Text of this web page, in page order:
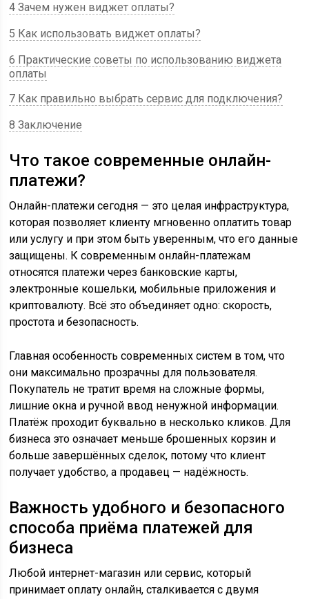
4 Зачем нужен виджет оплаты?
5 Как использовать виджет оплаты?
6 Практические советы по использованию виджета
оплаты
7 Как правильно выбрать сервис для подключения?
8 Заключение
Что такое современные онлайн-
платежи?
Онлайн-платежи сегодня — это целая инфраструктура,
которая позволяет клиенту мгновенно оплатить товар
или услугу и при этом быть уверенным, что его данные
защищены. К современным онлайн-платежам
относятся платежи через банковские карты,
электронные кошельки, мобильные приложения и
криптовалюту. Всё это объединяет одно: скорость,
простота и безопасность.
Главная особенность современных систем в том, что
они максимально прозрачны для пользователя.
Покупатель не тратит время на сложные формы,
лишние окна и ручной ввод ненужной информации.
Платёж проходит буквально в несколько кликов. Для
бизнеса это означает меньше брошенных корзин и
больше завершённых сделок, потому что клиент
получает удобство, а продавец — надёжность.
Важность удобного и безопасного
способа приёма платежей для
бизнеса
Любой интернет-магазин или сервис, который
принимает оплату онлайн, сталкивается с двумя